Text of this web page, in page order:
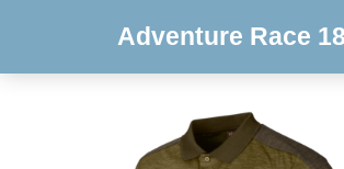
Adventure Race